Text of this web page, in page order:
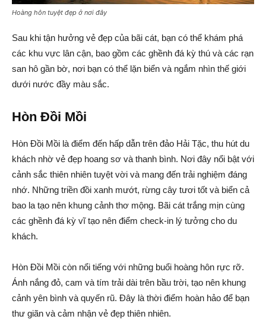
Hoàng hôn tuyệt đẹp ở nơi đây
Sau khi tận hưởng vẻ đẹp của bãi cát, bạn có thể khám phá
các khu vực lân cận, bao gồm các ghềnh đá kỳ thú và các rạn
san hô gần bờ, nơi bạn có thể lặn biển và ngắm nhìn thế giới
dưới nước đầy màu sắc.
Hòn Đồi Mồi
Hòn Đồi Mồi là điểm đến hấp dẫn trên đảo Hải Tặc, thu hút du
khách nhờ vẻ đẹp hoang sơ và thanh bình. Nơi đây nổi bật với
cảnh sắc thiên nhiên tuyệt vời và mang đến trải nghiệm đáng
nhớ. Những triền đồi xanh mướt, rừng cây tươi tốt và biển cả
bao la tạo nên khung cảnh thơ mộng. Bãi cát trắng mịn cùng
các ghềnh đá kỳ vĩ tạo nên điểm check-in lý tưởng cho du
khách.
Hòn Đồi Mồi còn nổi tiếng với những buổi hoàng hôn rực rỡ.
Ánh nắng đỏ, cam và tím trải dài trên bầu trời, tạo nên khung
cảnh yên bình và quyến rũ. Đây là thời điểm hoàn hảo để bạn
thư giãn và cảm nhận vẻ đẹp thiên nhiên.